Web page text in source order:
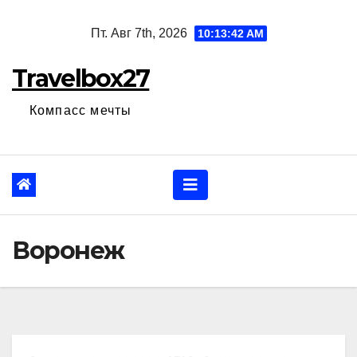
Пт. Авг 7th, 2026 10:13:43 AM
Travelbox27
Компасс мечты
Воронеж